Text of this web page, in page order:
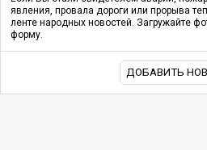
явления, провала дороги или прорыва
ленте народных новостей. Загружайте
форму.
ДОБАВИТЬ